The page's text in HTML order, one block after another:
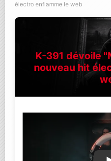
électro enflamme le web
K-391 dévoile
nouveau hit